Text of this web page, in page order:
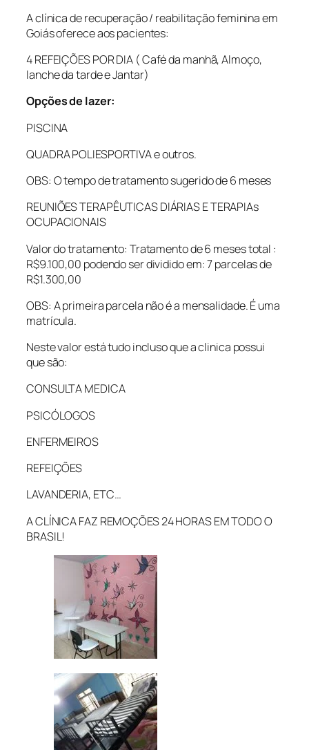
A clínica de recuperação / reabilitação feminina em
Goiás oferece aos pacientes:
4 REFEIÇÕES POR DIA ( Café da manhã, Almoço,
lanche da tarde e Jantar)
Opções de lazer:
PISCINA
QUADRA POLIESPORTIVA e outros.
OBS: O tempo de tratamento sugerido de 6 meses
REUNIÕES TERAPÊUTICAS DIÁRIAS E TERAPIAs
OCUPACIONAIS
Valor do tratamento: Tratamento de 6 meses total :
R$9.100,00 podendo ser dividido em: 7 parcelas de
R$1.300,00
OBS: A primeira parcela não é a mensalidade. É uma
matrícula.
Neste valor está tudo incluso que a clinica possui
que são:
CONSULTA MEDICA
PSICÓLOGOS
ENFERMEIROS
REFEIÇÕES
LAVANDERIA, ETC…
A CLÍNICA FAZ REMOÇÕES 24 HORAS EM TODO O
BRASIL!